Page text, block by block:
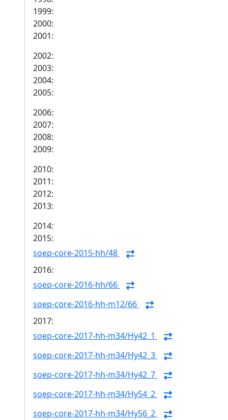
1999:
2000:
2001:
2002:
2003:
2004:
2005:
2006:
2007:
2008:
2009:
2010:
2011:
2012:
2013:
2014:
2015:
soep-core-2015-hh/48
2016:
soep-core-2016-hh/66
soep-core-2016-hh-m12/66
2017:
soep-core-2017-hh-m34/Hy42_1
soep-core-2017-hh-m34/Hy42_3
soep-core-2017-hh-m34/Hy42_7
soep-core-2017-hh-m34/Hy54_2
soep-core-2017-hh-m34/Hy56_2